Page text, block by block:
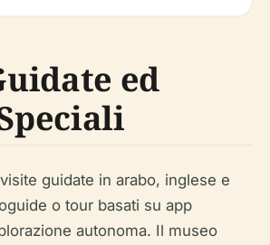
ed
guidate in arabo, inglese e
o tour basati su app
autonoma. Il museo